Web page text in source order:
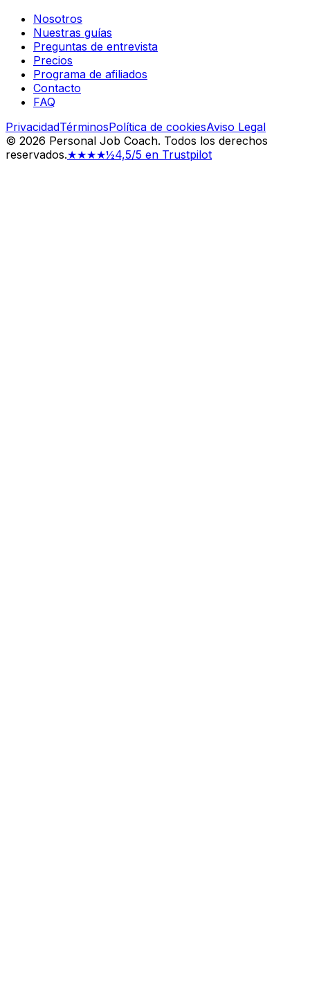
Nosotros
Nuestras guías
Preguntas de entrevista
Precios
Programa de afiliados
Contacto
FAQ
PrivacidadTérminosPolítica de cookiesAviso Legal
© 2026 Personal Job Coach. Todos los derechos
reservados.★★★★½4,5/5 en Trustpilot